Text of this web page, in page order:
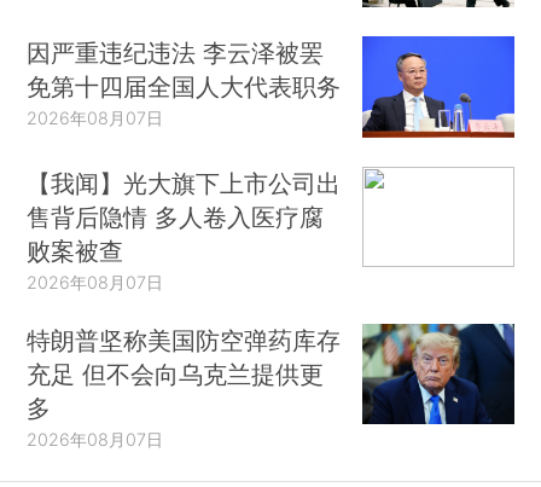
因严重违纪违法 李云泽被罢
免第十四届全国人大代表职务
2026年08月07日
【我闻】光大旗下上市公司出
售背后隐情 多人卷入医疗腐
败案被查
2026年08月07日
特朗普坚称美国防空弹药库存
充足 但不会向乌克兰提供更
多
2026年08月07日